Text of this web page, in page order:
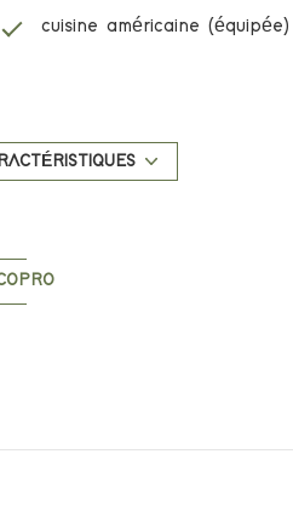
cuisine américaine (équipée)
3 étage(s)
terrasse